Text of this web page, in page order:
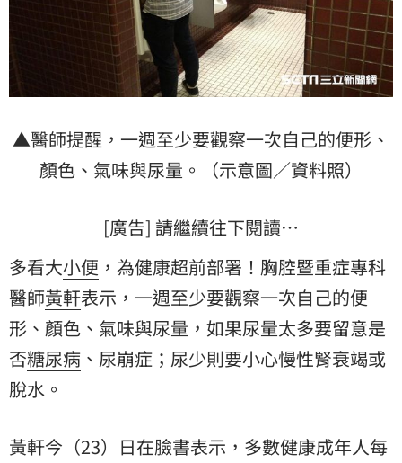
▲醫師提醒，一週至少要觀察一次自己的便形、
顏色、氣味與尿量。（示意圖／資料照）
[廣告] 請繼續往下閱讀…
多看大小便 ，為健康超前部署！胸腔暨重症專科
醫師黃軒表示，一週至少要觀察一次自己的便
形、顏色、氣味與尿量，如果尿量太多要留意是
否糖尿病 、尿崩症；尿少則要小心慢性腎衰竭或
脫水。
黃軒今（23）日在臉書表示，多數健康成年人每